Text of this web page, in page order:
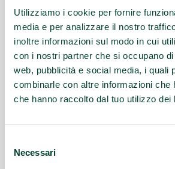
Utilizziamo i cookie per fornire
media e per analizzare il nostro
inoltre informazioni sul modo in cui
con i nostri partner che si occupano
web, pubblicità e social media, i quali
combinarle con altre informazioni che
che hanno raccolto dal tuo utilizzo dei
delNecessari
svolge all’interno dei
nel parco del mare o in
Livello principiante
della associazione
Questo contenuto si trova